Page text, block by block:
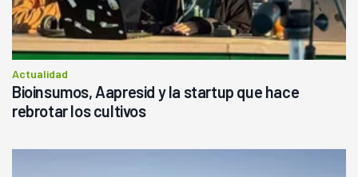
Actualidad
Bioinsumos, Aapresid y la startup que hace
rebrotar los cultivos